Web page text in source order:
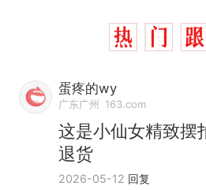
蛋疼的wy
广东广州 163.com
这是小仙女精致摆
退货
2026-05-12 回复